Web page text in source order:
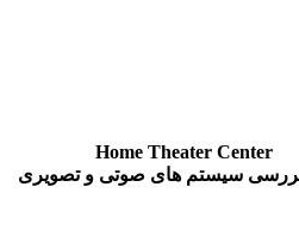
Home Theater Center
سیستم های صوتی و تصویری